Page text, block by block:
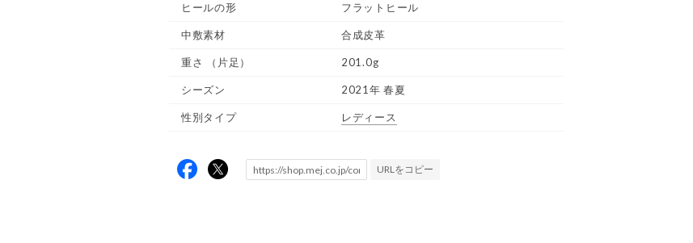
ヒールの形 フラットヒール
中敷素材 合成皮革
重さ （片足） 201.0g
シーズン 2021年 春夏
性別タイプ レディース
URLをコピー